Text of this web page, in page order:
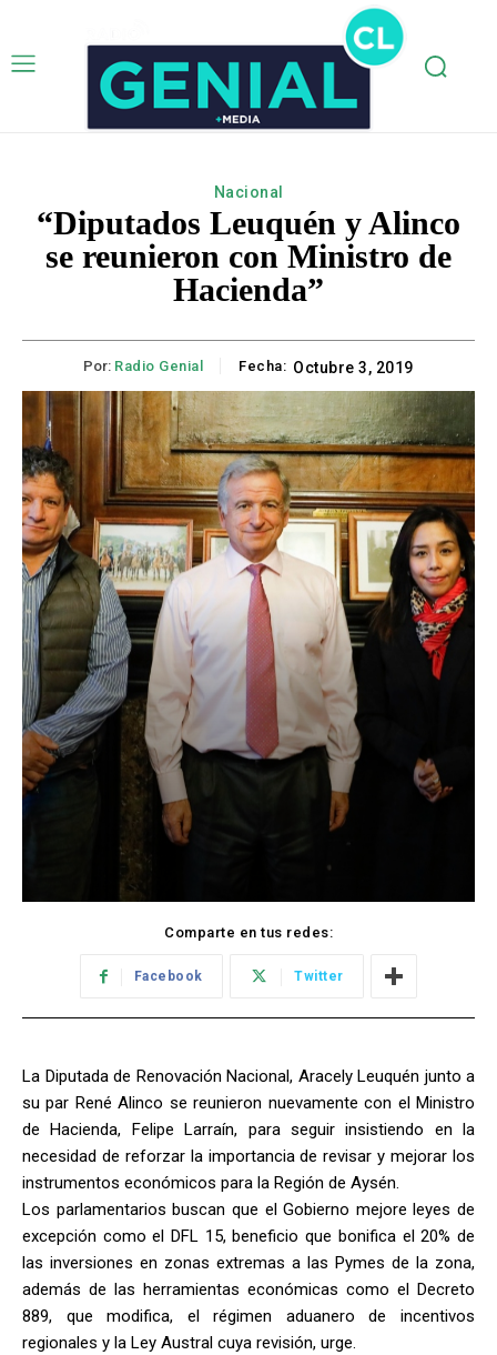
Nacional
“Diputados Leuquén y Alinco
se reunieron con Ministro de
Hacienda”
Por: Radio Genial Fecha: Octubre 3, 2019
Comparte en tus redes:
Facebook Twitter
La Diputada de Renovación Nacional, Aracely Leuquén junto a
su par René Alinco se reunieron nuevamente con el Ministro
de Hacienda, Felipe Larraín, para seguir insistiendo en la
necesidad de reforzar la importancia de revisar y mejorar los
instrumentos económicos para la Región de Aysén.
Los parlamentarios buscan que el Gobierno mejore leyes de
excepción como el DFL 15, beneficio que bonifica el 20% de
las inversiones en zonas extremas a las Pymes de la zona,
además de las herramientas económicas como el Decreto
889, que modifica, el régimen aduanero de incentivos
regionales y la Ley Austral cuya revisión, urge.